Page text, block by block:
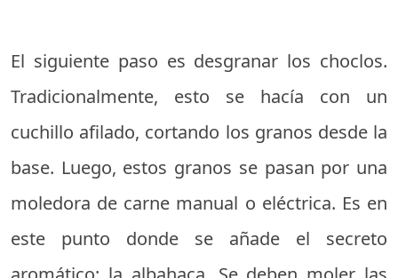
El siguiente paso es desgranar los choclos.
Tradicionalmente, esto se hacía con un
cuchillo afilado, cortando los granos desde la
base. Luego, estos granos se pasan por una
moledora de carne manual o eléctrica. Es en
este punto donde se añade el secreto